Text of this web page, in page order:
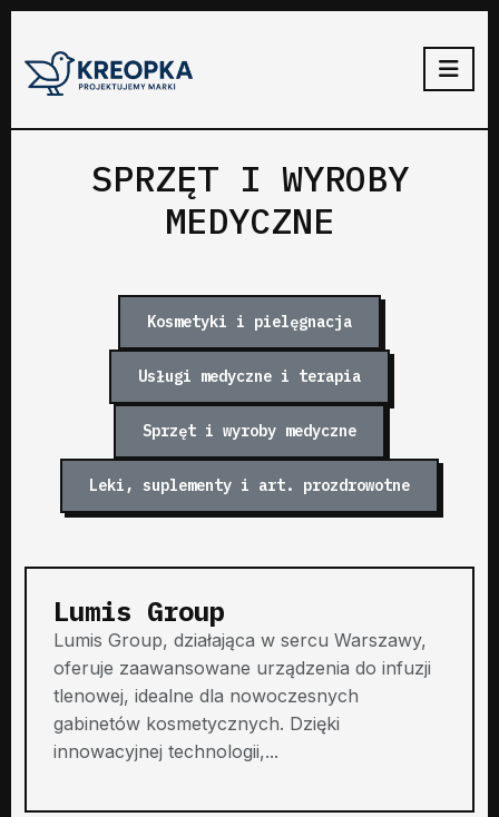
SPRZĘT I WYROBY
MEDYCZNE
Kosmetyki i pielęgnacja
Usługi medyczne i terapia
Sprzęt i wyroby medyczne
Leki, suplementy i art. prozdrowotne
Lumis Group
Lumis Group, działająca w sercu Warszawy,
oferuje zaawansowane urządzenia do infuzji
tlenowej, idealne dla nowoczesnych
gabinetów kosmetycznych. Dzięki
innowacyjnej technologii,...